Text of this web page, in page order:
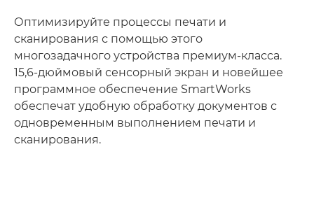
Оптимизируйте процессы печати и
сканирования с помощью этого
многозадачного устройства премиум-класса.
15,6-дюймовый сенсорный экран и новейшее
программное обеспечение SmartWorks
обеспечат удобную обработку документов с
одновременным выполнением печати и
сканирования.